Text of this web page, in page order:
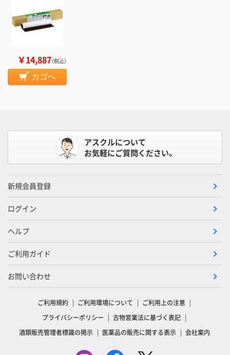
￥14,887（税込）
カゴへ
アスクルについて
お気軽にご質問ください。
新規会員登録
ログイン
ヘルプ
ご利用ガイド
お問い合わせ
ご利用規約 ご利用環境について
ご利用上の注意
プライバシーポリシー
古物営業法に基づく表記
酒類販売管理者標識の掲示
医薬品の販売に関する表示 会社案内